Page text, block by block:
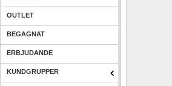
OUTLET
BEGAGNAT
ERBJUDANDE
KUNDGRUPPER